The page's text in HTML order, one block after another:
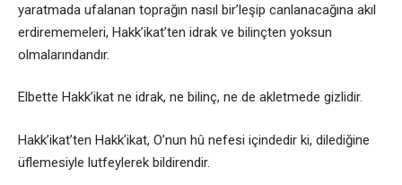
yaratmada ufalanan toprağın nasıl bir’leşip canlanacağına akıl
erdirememeleri, Hakk’ikat’ten idrak ve bilinçten yoksun
olmalarındandır.
Elbette Hakk’ikat ne idrak, ne bilinç, ne de akletmede gizlidir.
Hakk’ikat’ten Hakk’ikat, O’nun hû nefesi içindedir ki, dilediğine
üflemesiyle lutfeylerek bildirendir.